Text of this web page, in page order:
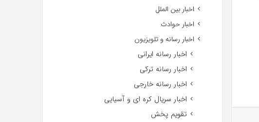
اخبار بین الملل
اخبار حوادث
اخبار رسانه و تلویزیون
اخبار رسانه ایرانی
اخبار رسانه ترکی
اخبار رسانه خارجی
اخبار سریال کره ای و آسیایی
تقویم پخش